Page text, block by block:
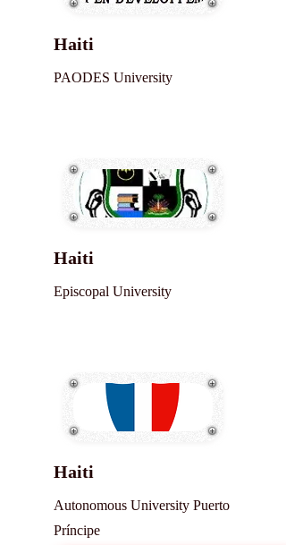
Haiti
PAODES University
Haiti
Episcopal University
Haiti
Autonomous University Puerto
Príncipe